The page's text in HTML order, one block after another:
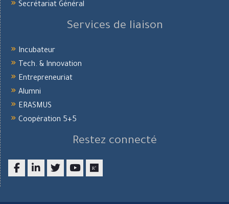
Secrétariat Général
Services de liaison
Incubateur
Tech. & Innovation
Entrepreneuriat
Alumni
ERASMUS
Coopération 5+5
Restez connecté